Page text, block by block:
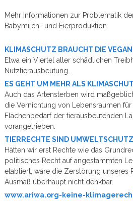
Mehr Informationen zur Problematik
Babymilch- und Eierproduktion
KLIMASCHUTZ BRAUCHT DIE
Etwa ein Viertel aller schädlichen
Nutztierausbeutung.
ES GEHT UM MEHR ALS
Auch das Artensterben wird
die Vernichtung von Lebensräumen
Flächenbedarf der tierausbeutenden
vorangetrieben.
TIERRECHTE SIND UMWELTSCHUTZ
Hätten wir erst Rechte wie das
politisches Recht auf angestammten
etabliert, wäre die Zerstörung unseres
Ausmaß überhaupt nicht denkbar.
www.ariwa.org-keine-